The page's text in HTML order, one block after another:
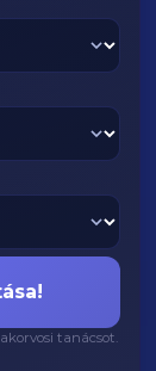
tanácsot.